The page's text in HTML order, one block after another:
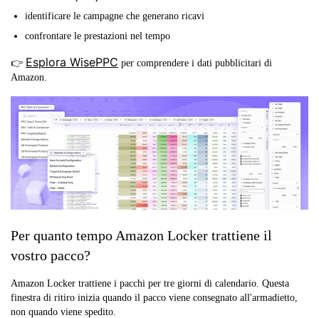
identificare le campagne che generano ricavi
confrontare le prestazioni nel tempo
👉 Esplora WisePPC per comprendere i dati pubblicitari di
Amazon.
Per quanto tempo Amazon Locker trattiene il
vostro pacco?
Amazon Locker trattiene i pacchi per tre giorni di calendario. Questa
finestra di ritiro inizia quando il pacco viene consegnato all'armadietto,
non quando viene spedito.